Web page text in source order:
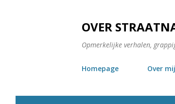
OVER
Opmerkelijke verhalen,
Homepage Over mij